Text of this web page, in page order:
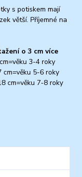
s potiskem mají
větší. Příjemné na
o 3 cm více
3-4 roky
cm=věku 5-6 roky
cm=věku 7-8 roky